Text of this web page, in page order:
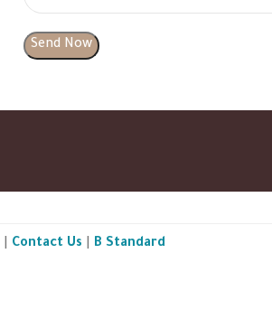
Contact Us B Standard